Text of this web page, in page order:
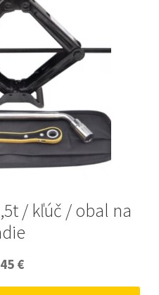
/ kľúč / obal na
Original
45 €
price